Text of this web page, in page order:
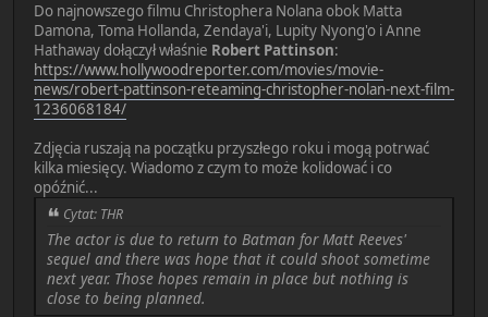
Do najnowszego filmu Christophera Nolana obok Matta
Damona, Toma Hollanda, Zendaya'i, Lupity Nyong'o i Anne
Hathaway dołączył właśnie Robert Pattinson:
https://www.hollywoodreporter.com/movies/movie-
news/robert-pattinson-reteaming-christopher-nolan-next-film-
1236068184/
Zdjęcia ruszają na początku przyszłego roku i mogą potrwać
kilka miesięcy. Wiadomo z czym to może kolidować i co
opóźnić...
Cytat: THR
The actor is due to return to Batman for Matt Reeves'
sequel and there was hope that it could shoot sometime
next year. Those hopes remain in place but nothing is
close to being planned.